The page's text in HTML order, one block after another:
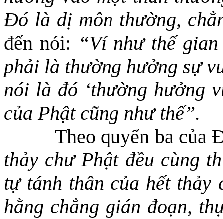
Đó là dị môn thường,
đến nói: “Ví như thế
phải là thường hưởng sự
nói là đó ‘thường hưởng
của Phật cũng như thế”.
Theo quyển ba của
thảy chư Phật đều cùng
tự tánh thân của hết
hằng chẳng gián đoạn,